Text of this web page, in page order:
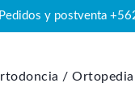
Pedidos y postventa
/ Ortopedia